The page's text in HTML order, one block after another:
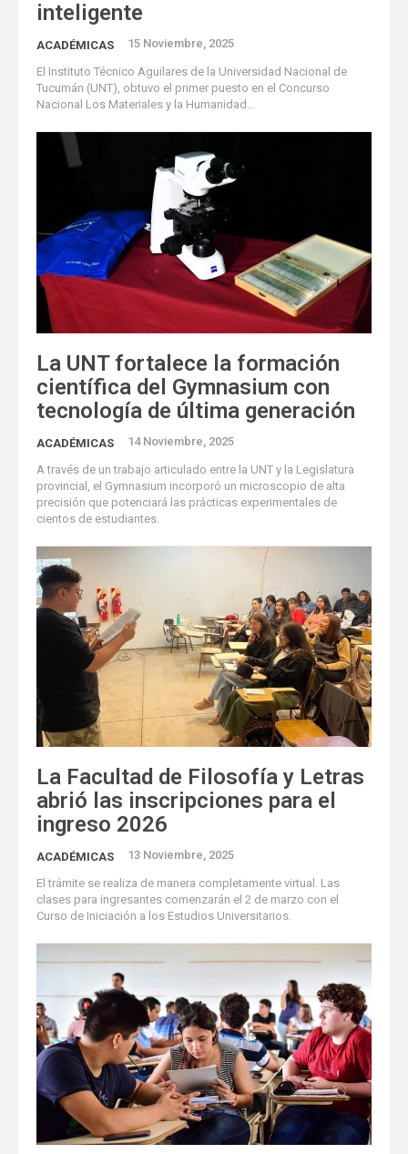
inteligente
ACADÉMICAS 15 Noviembre, 2025
El Instituto Técnico Aguilares de la Universidad Nacional de
Tucumán (UNT), obtuvo el primer puesto en el Concurso
Nacional Los Materiales y la Humanidad...
La UNT fortalece la formación
científica del Gymnasium con
tecnología de última generación
ACADÉMICAS 14 Noviembre, 2025
A través de un trabajo articulado entre la UNT y la Legislatura
provincial, el Gymnasium incorporó un microscopio de alta
precisión que potenciará las prácticas experimentales de
cientos de estudiantes.
La Facultad de Filosofía y Letras
abrió las inscripciones para el
ingreso 2026
ACADÉMICAS 13 Noviembre, 2025
El trámite se realiza de manera completamente virtual. Las
clases para ingresantes comenzarán el 2 de marzo con el
Curso de Iniciación a los Estudios Universitarios.